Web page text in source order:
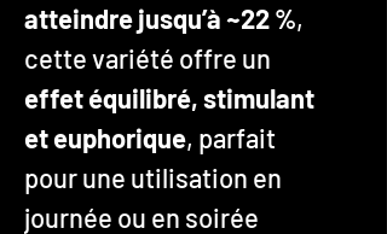
atteindre jusqu’à ~22 %,
cette variété offre un
effet équilibré, stimulant
et euphorique, parfait
pour une utilisation en
journée ou en soirée